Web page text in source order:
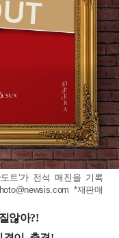
트'가 전석 매진을 기록
*재판매